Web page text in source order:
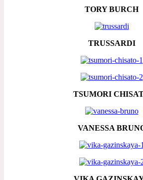
TORY BURCH
TRUSSARDI
TSUMORI
VANESSA